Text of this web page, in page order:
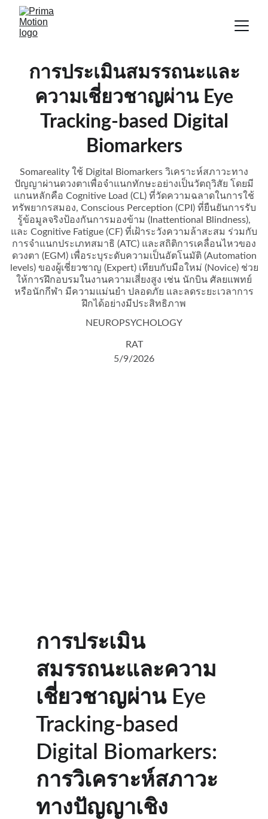
การประเมินสมรรถนะและ
ความเชี่ยวชาญผ่าน Eye
Tracking-based Digital
Biomarkers
Somareality ใช้ Digital Biomarkers วิเคราะห์สภาวะทาง
ปัญญาผ่านดวงตาเพื่อจำแนกทักษะอย่างเป็นวัตถุวิสัย โดยมี
แกนหลักคือ Cognitive Load (CL) ที่วัดความฉลาดในการใช้
ทรัพยากรสมอง, Conscious Perception (CPI) ที่ยืนยันการรับ
รู้ข้อมูลจริงป้องกันการมองข้าม (Inattentional Blindness),
และ Cognitive Fatigue (CF) ที่เฝ้าระวังความล้าสะสม ร่วมกับ
การจำแนกประเภทสมาธิ (ATC) และสถิติการเคลื่อนไหวของ
ดวงตา (EGM) เพื่อระบุระดับความเป็นอัตโนมัติ (Automation
levels) ของผู้เชี่ยวชาญ (Expert) เทียบกับมือใหม่ (Novice) ช่วย
ให้การฝึกอบรมในงานความเสี่ยงสูง เช่น นักบิน ศัลยแพทย์
หรือนักกีฬา มีความแม่นยำ ปลอดภัย และลดระยะเวลาการ
ฝึกได้อย่างมีประสิทธิภาพ
NEUROPSYCHOLOGY
RAT
5/9/2026
การประเมิน
สมรรถนะและความ
เชี่ยวชาญผ่าน Eye
Tracking-based
Digital Biomarkers:
การวิเคราะห์สภาวะ
ทางปัญญาเชิง